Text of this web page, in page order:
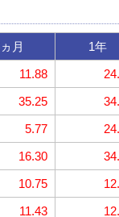
月 1年
11.88
35.25
5.77
16.30
10.75
11.43